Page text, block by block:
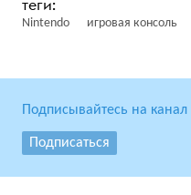
Nintendo игровая консоль
Подписывайтесь на канал
Подписаться